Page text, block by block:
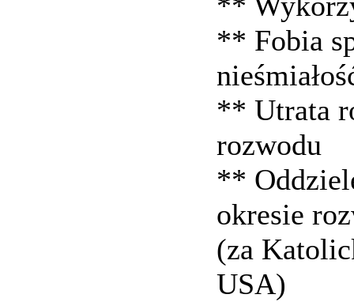
** Fobia
** Utrata
rozwodu
**
okresie
(za
USA)